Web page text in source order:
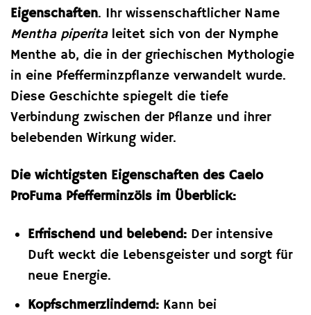
Eigenschaften. Ihr wissenschaftlicher Name
Mentha piperitaleitet sich von der Nymphe
Menthe ab, die in der griechischen Mythologie
in eine Pfefferminzpflanze verwandelt wurde.
Diese Geschichte spiegelt die tiefe
Verbindung zwischen der Pflanze und ihrer
belebenden Wirkung wider.
Die wichtigsten Eigenschaften des Caelo
ProFuma Pfefferminzöls im Überblick:
Erfrischend und belebend:Der intensive
Duft weckt die Lebensgeister und sorgt für
neue Energie.
Kopfschmerzlindernd:Kann bei